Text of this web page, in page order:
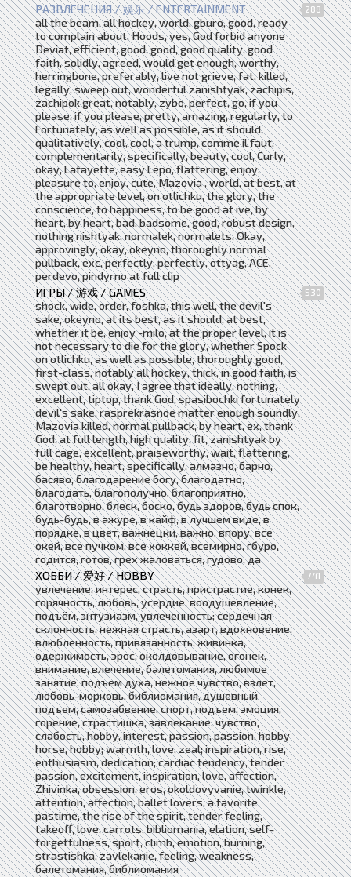
РАЗВЛЕЧЕНИЯ / 娱乐 / ENTERTAINMENT
288
all the beam, all hockey, world, gburo, good, ready
to complain about, Hoods, yes, God forbid anyone
Deviat, efficient, good, good, good quality, good
faith, solidly, agreed, would get enough, worthy,
herringbone, preferably, live not grieve, fat, killed,
legally, sweep out, wonderful zanishtyak, zachipis,
zachipok great, notably, zybo, perfect, go, if you
please, if you please, pretty, amazing, regularly, to
Fortunately, as well as possible, as it should,
qualitatively, cool, cool, a trump, comme il faut,
complementarily, specifically, beauty, cool, Curly,
okay, Lafayette, easy Lepo, flattering, enjoy,
pleasure to, enjoy, cute, Mazovia , world, at best, at
the appropriate level, on otlichku, the glory, the
conscience, to happiness, to be good at ive, by
heart, by heart, bad, badsome, good, robust design,
nothing nishtyak, normalek, normalets, Okay,
approvingly, okay, okeyno, thoroughly normal
pullback, exc, perfectly, perfectly, ottyag, ACE,
perdevo, pindyrno at full clip
ИГРЫ / 游戏 / GAMES
530
shock, wide, order, foshka, this well, the devil's
sake, okeyno, at its best, as it should, at best,
whether it be, enjoy -milo, at the proper level, it is
not necessary to die for the glory, whether Spock
on otlichku, as well as possible, thoroughly good,
first-class, notably all hockey, thick, in good faith, is
swept out, all okay, I agree that ideally, nothing,
excellent, tiptop, thank God, spasibochki fortunately
devil's sake, rasprekrasnoe matter enough soundly,
Mazovia killed, normal pullback, by heart, ex, thank
God, at full length, high quality, fit, zanishtyak by
full cage, excellent, praiseworthy, wait, flattering,
be healthy, heart, specifically, алмазно, барно,
басяво, благодарение богу, благодатно,
благодать, благополучно, благоприятно,
благотворно, блеск, боско, будь здоров, будь спок,
будь-будь, в ажуре, в кайф, в лучшем виде, в
порядке, в цвет, важнецки, важно, впору, все
окей, все пучком, все хоккей, всемирно, гбуро,
годится, готов, грех жаловаться, гудово, да
ХОББИ / 爱好 / HOBBY
741
увлечение, интерес, страсть, пристрастие, конек,
горячность, любовь, усердие, воодушевление,
подъём, энтузиазм, увлеченность; сердечная
склонность, нежная страсть, азарт, вдохновение,
влюбленность, привязанность, живинка,
одержимость, эрос, околдовывание, огонек,
внимание, влечение, балетомания, любимое
занятие, подъем духа, нежное чувство, взлет,
любовь-морковь, библиомания, душевный
подъем, самозабвение, спорт, подъем, эмоция,
горение, страстишка, завлекание, чувство,
слабость, hobby, interest, passion, passion, hobby
horse, hobby; warmth, love, zeal; inspiration, rise,
enthusiasm, dedication; cardiac tendency, tender
passion, excitement, inspiration, love, affection,
Zhivinka, obsession, eros, okoldovyvanie, twinkle,
attention, affection, ballet lovers, a favorite
pastime, the rise of the spirit, tender feeling,
takeoff, love, carrots, bibliomania, elation, self-
forgetfulness, sport, climb, emotion, burning,
strastishka, zavlekanie, feeling, weakness,
балетомания, библиомания